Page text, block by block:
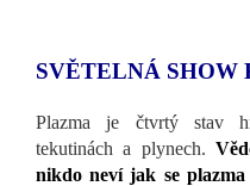
SVĚTELNÁ
Plazma je čtvrtý stav
tekutinách a plynech.
nikdo neví jak se plazma